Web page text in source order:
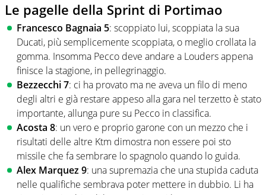
Le pagelle della Sprint di Portimao
Francesco Bagnaia 5: scoppiato lui, scoppiata la sua
Ducati, più semplicemente scoppiata, o meglio crollata la
gomma. Insomma Pecco deve andare a Louders appena
finisce la stagione, in pellegrinaggio.
Bezzecchi 7: ci ha provato ma ne aveva un filo di meno
degli altri e già restare appeso alla gara nel terzetto è stato
importante, allunga pure su Pecco in classifica.
Acosta 8: un vero e proprio garone con un mezzo che i
risultati delle altre Ktm dimostra non essere poi sto
missile che fa sembrare lo spagnolo quando lo guida.
Alex Marquez 9: una supremazia che una stupida caduta
nelle qualifiche sembrava poter mettere in dubbio. Li ha